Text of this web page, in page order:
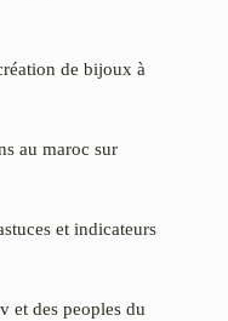
de bijoux à
au maroc sur
et indicateurs
et des peoples du